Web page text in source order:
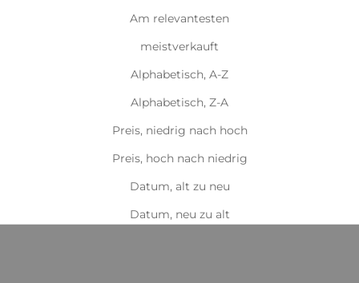
Am relevantesten
meistverkauft
Alphabetisch, A-Z
Alphabetisch, Z-A
Preis, niedrig nach hoch
Preis, hoch nach niedrig
Datum, alt zu neu
Datum, neu zu alt